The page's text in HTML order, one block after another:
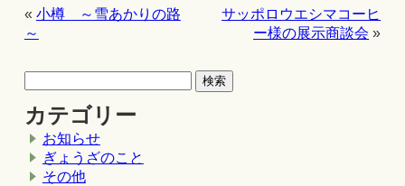
« 小樽 ～雪あかりの路
～
サッポロウエシマコーヒ
ー様の展示商談会 »
カテゴリー
お知らせ
ぎょうざのこと
その他